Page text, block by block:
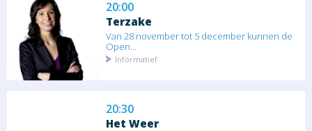
20:00
Terzake
Van 28 november tot 5 december kunnen de
Open...
Informatief
20:30
Het Weer